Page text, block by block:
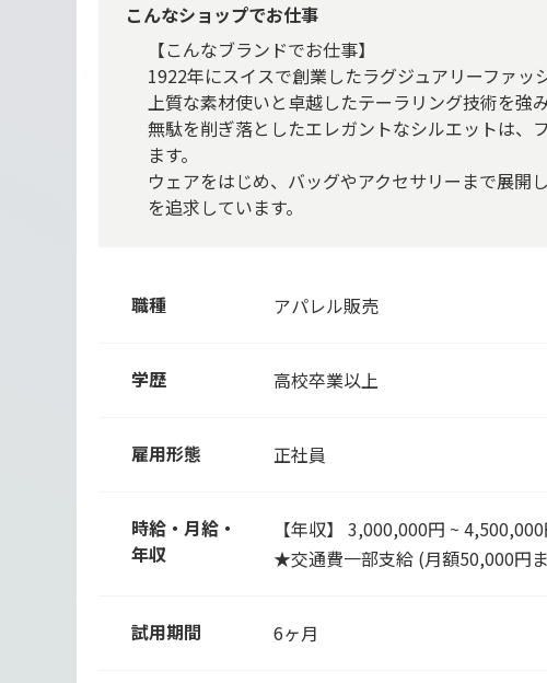
こんなショップでお仕事
【こんなブランドでお仕事】
1922年にスイスで創業したラグジュアリーファッ
上質な素材使いと卓越したテーラリング技術を強
無駄を削ぎ落としたエレガントなシルエットは、
ます。
ウェアをはじめ、バッグやアクセサリーまで展開
を追求しています。
職種 アパレル販売
学歴 高校卒業以上
雇用形態 正社員
時給・月給・
年収
【年収】 3,000,000円 ~
★交通費一部支給 (月額50,000円
試用期間 6ヶ月